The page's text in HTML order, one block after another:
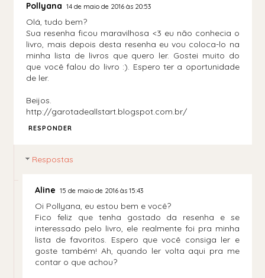
Pollyana 14 de maio de 2016 às 20:53
Olá, tudo bem?
Sua resenha ficou maravilhosa <3 eu não conhecia o
livro, mais depois desta resenha eu vou coloca-lo na
minha lista de livros que quero ler. Gostei muito do
que você falou do livro :). Espero ter a oportunidade
de ler.
Beijos.
http://garotadeallstart.blogspot.com.br/
RESPONDER
Respostas
Aline 15 de maio de 2016 às 15:43
Oi Pollyana, eu estou bem e você?
Fico feliz que tenha gostado da resenha e se
interessado pelo livro, ele realmente foi pra minha
lista de favoritos. Espero que você consiga ler e
goste também! Ah, quando ler volta aqui pra me
contar o que achou?